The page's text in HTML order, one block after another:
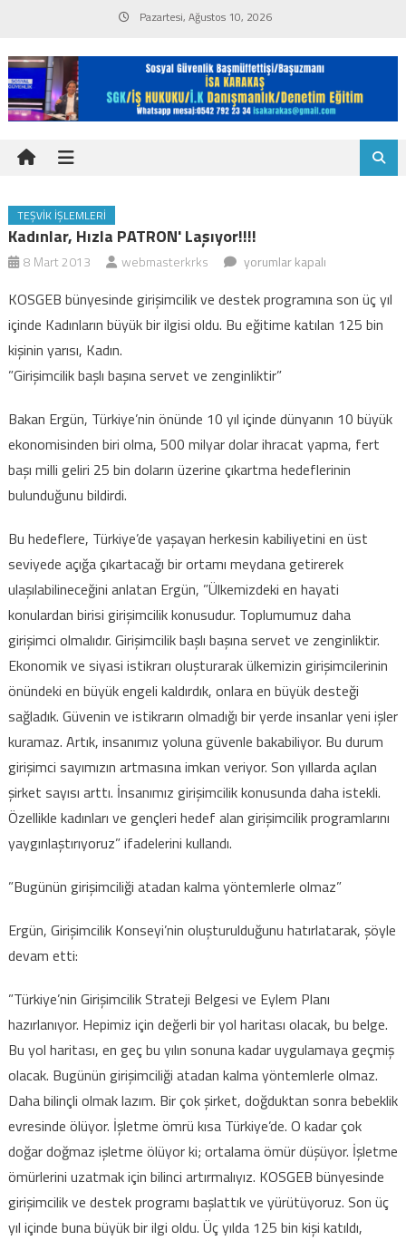
content
Pazartesi, Ağustos 10, 2026
TEŞVIK İŞLEMLERI
Kadınlar, Hızla PATRON' Laşıyor!!!!
8 Mart 2013 webmasterkrks
Kadınlar,
PATRON'
laşıyor!!!!
yorumlar kapalı
KOSGEB bünyesinde girişimcilik ve destek programına son üç yıl
içinde Kadınların büyük bir ilgisi oldu. Bu eğitime katılan 125 bin
kişinin yarısı, Kadın.
”Girişimcilik başlı başına servet ve zenginliktir”
Bakan Ergün, Türkiye’nin önünde 10 yıl içinde dünyanın 10 büyük
ekonomisinden biri olma, 500 milyar dolar ihracat yapma, fert
başı milli geliri 25 bin doların üzerine çıkartma hedeflerinin
bulunduğunu bildirdi.
Bu hedeflere, Türkiye’de yaşayan herkesin kabiliyetini en üst
seviyede açığa çıkartacağı bir ortamı meydana getirerek
ulaşılabilineceğini anlatan Ergün, ”Ülkemizdeki en hayati
konulardan birisi girişimcilik konusudur. Toplumumuz daha
girişimci olmalıdır. Girişimcilik başlı başına servet ve zenginliktir.
Ekonomik ve siyasi istikrarı oluşturarak ülkemizin girişimcilerinin
önündeki en büyük engeli kaldırdık, onlara en büyük desteği
sağladık. Güvenin ve istikrarın olmadığı bir yerde insanlar yeni işler
kuramaz. Artık, insanımız yoluna güvenle bakabiliyor. Bu durum
girişimci sayımızın artmasına imkan veriyor. Son yıllarda açılan
şirket sayısı arttı. İnsanımız girişimcilik konusunda daha istekli.
Özellikle kadınları ve gençleri hedef alan girişimcilik programlarını
yaygınlaştırıyoruz” ifadelerini kullandı.
”Bugünün girişimciliği atadan kalma yöntemlerle olmaz”
Ergün, Girişimcilik Konseyi’nin oluşturulduğunu hatırlatarak, şöyle
devam etti:
”Türkiye’nin Girişimcilik Strateji Belgesi ve Eylem Planı
hazırlanıyor. Hepimiz için değerli bir yol haritası olacak, bu belge.
Bu yol haritası, en geç bu yılın sonuna kadar uygulamaya geçmiş
olacak. Bugünün girişimciliği atadan kalma yöntemlerle olmaz.
Daha bilinçli olmak lazım. Bir çok şirket, doğduktan sonra bebeklik
evresinde ölüyor. İşletme ömrü kısa Türkiye’de. O kadar çok
doğar doğmaz işletme ölüyor ki; ortalama ömür düşüyor. İşletme
ömürlerini uzatmak için bilinci artırmalıyız. KOSGEB bünyesinde
girişimcilik ve destek programı başlattık ve yürütüyoruz. Son üç
yıl içinde buna büyük bir ilgi oldu. Üç yılda 125 bin kişi katıldı,